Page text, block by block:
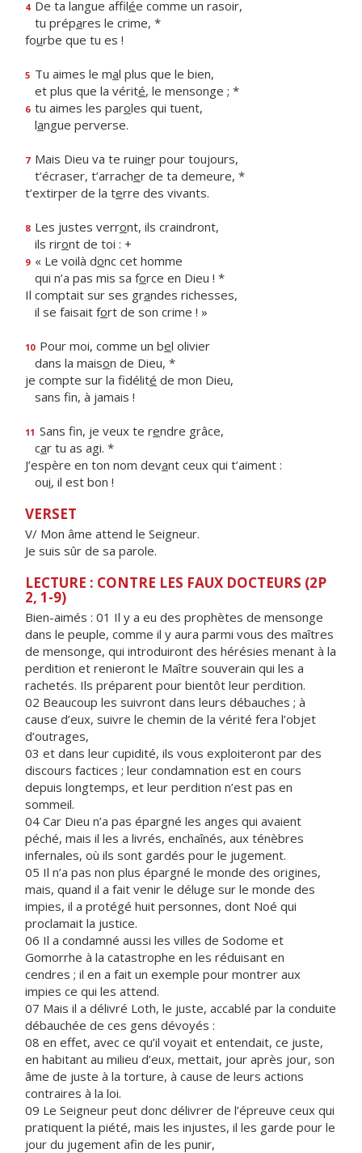
4 De ta langue affilée comme un rasoir,
tu prépares le crime, *
fourbe que tu es !
5 Tu aimes le mal plus que le bien,
et plus que la vérité, le mensonge ; *
6 tu aimes les paroles qui tuent,
langue perverse.
7 Mais Dieu va te ruiner pour toujours,
t’écraser, t’arracher de ta demeure, *
t’extirper de la terre des vivants.
8 Les justes verront, ils craindront,
ils riront de toi : +
9 « Le voilà donc cet homme
qui n’a pas mis sa force en Dieu ! *
Il comptait sur ses grandes richesses,
il se faisait fort de son crime ! »
10 Pour moi, comme un bel olivier
dans la maison de Dieu, *
je compte sur la fidélité de mon Dieu,
sans fn, à jamais !
11 Sans fin, je veux te rendre grâce,
car tu as agi. *
J’espère en ton nom devant ceux qui t’aiment :
oui, il est bon !
VERSET
V/ Mon âme attend le Seigneur.
Je suis sûr de sa parole.
LECTURE : CONTRE LES FAUX DOCTEURS (2P
2, 1-9)
Bien-aimés : 01 Il y a eu des prophètes de mensonge
dans le peuple, comme il y aura parmi vous des maîtres
de mensonge, qui introduiront des hérésies menant à la
perdition et renieront le Maître souverain qui les a
rachetés. Ils préparent pour bientôt leur perdition.
02 Beaucoup les suivront dans leurs débauches ; à
cause d’eux, suivre le chemin de la vérité fera l’objet
d’outrages,
03 et dans leur cupidité, ils vous exploiteront par des
discours factices ; leur condamnation est en cours
depuis longtemps, et leur perdition n’est pas en
sommeil.
04 Car Dieu n’a pas épargné les anges qui avaient
péché, mais il les a livrés, enchaînés, aux ténèbres
infernales, où ils sont gardés pour le jugement.
05 Il n’a pas non plus épargné le monde des origines,
mais, quand il a fait venir le déluge sur le monde des
impies, il a protégé huit personnes, dont Noé qui
proclamait la justice.
06 Il a condamné aussi les villes de Sodome et
Gomorrhe à la catastrophe en les réduisant en
cendres ; il en a fait un exemple pour montrer aux
impies ce qui les attend.
07 Mais il a délivré Loth, le juste, accablé par la conduite
débauchée de ces gens dévoyés :
08 en effet, avec ce qu’il voyait et entendait, ce juste,
en habitant au milieu d’eux, mettait, jour après jour, son
âme de juste à la torture, à cause de leurs actions
contraires à la loi.
09 Le Seigneur peut donc délivrer de l’épreuve ceux qui
pratiquent la piété, mais les injustes, il les garde pour le
jour du jugement afin de les punir,